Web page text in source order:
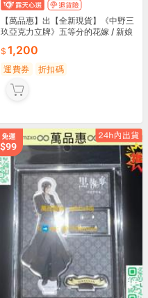
【萬品惠】出【全新現貨】《中野三
玖亞克力立牌》五等分的花嫁 / 新娘
1,200
運費券 折扣碼